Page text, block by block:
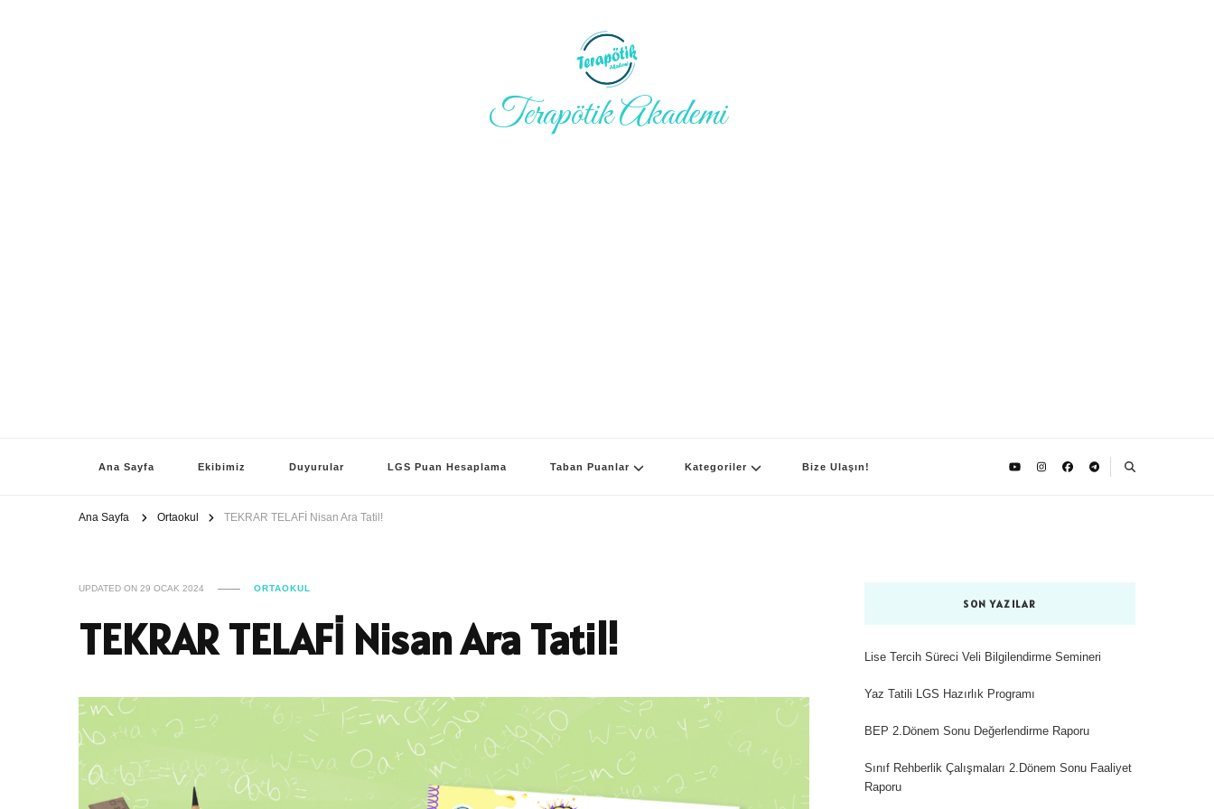
Terapötik Akademi
Ana Sayfa Ekibimiz Duyurular LGS Puan Hesaplama Taban Puanlar Kategoriler Bize Ulaşın!
Ana Sayfa Ortaokul TEKRAR TELAFİ Nisan Ara Tatil!
UPDATED ON 29 OCAK 2024 ORTAOKUL
TEKRAR TELAFİ Nisan Ara Tatil!
SON YAZILAR
Lise Tercih Süreci Veli Bilgilendirme Semineri
Yaz Tatili LGS Hazırlık Programı
BEP 2.Dönem Sonu Değerlendirme Raporu
Sınıf Rehberlik Çalışmaları 2.Dönem Sonu Faaliyet
Raporu